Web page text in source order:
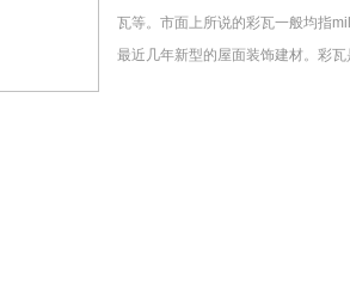
瓦等。市面上所说的彩瓦一般均指
最近几年新型的屋面装饰建材。彩